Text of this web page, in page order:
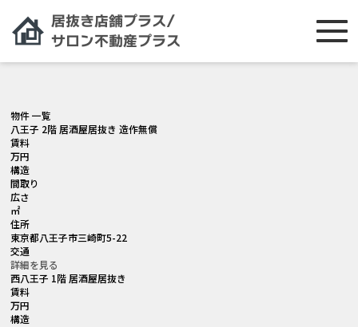
物件 一覧
八王子 2階 居酒屋居抜き 造作無償
賃料
万円
構造
間取り
広さ
㎡
住所
東京都八王子市三崎町5-22
交通
詳細を見る
西八王子 1階 居酒屋居抜き
賃料
万円
構造